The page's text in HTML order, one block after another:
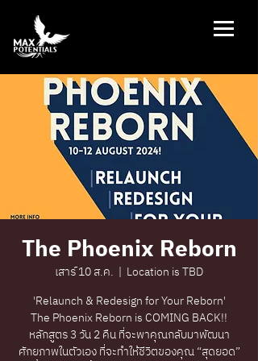
The Phoenix Reborn
เสาร์ 10 ส.ค.
  |
Location is TBD
'Relaunch & Redesign for Your Reborn'
The Phoenix Reborn is COMING BACK!!
หลักสูตร 3 วัน 2 คืน ที่จะพาคุณกลับมาพัฒนา
ศักยภาพในตัวเอง ที่จะทำให้ชีวิตของคุณ “สุดยอด”